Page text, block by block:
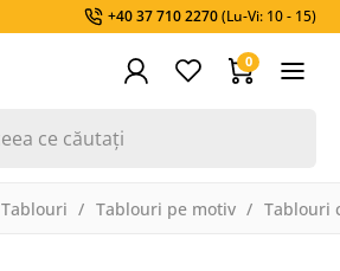
+40 37 710 2270(Lu-Vi: 10 - 15)
0
Tablouri Tablouri pe motiv Tablouri